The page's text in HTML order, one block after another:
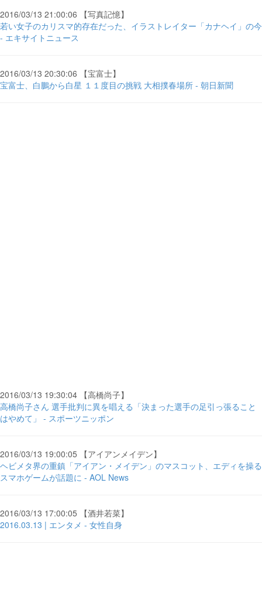
2016/03/13 21:00:06 【写真記憶】
若い女子のカリスマ的存在だった、イラストレイター「カナヘイ」の今
- エキサイトニュース
2016/03/13 20:30:06 【宝富士】
宝富士、白鵬から白星 １１度目の挑戦 大相撲春場所 - 朝日新聞
2016/03/13 19:30:04 【高橋尚子】
高橋尚子さん 選手批判に異を唱える「決まった選手の足引っ張ること
はやめて」 - スポーツニッポン
2016/03/13 19:00:05 【アイアンメイデン】
ヘビメタ界の重鎮「アイアン・メイデン」のマスコット、エディを操る
スマホゲームが話題に - AOL News
2016/03/13 17:00:05 【酒井若菜】
2016.03.13 | エンタメ - 女性自身